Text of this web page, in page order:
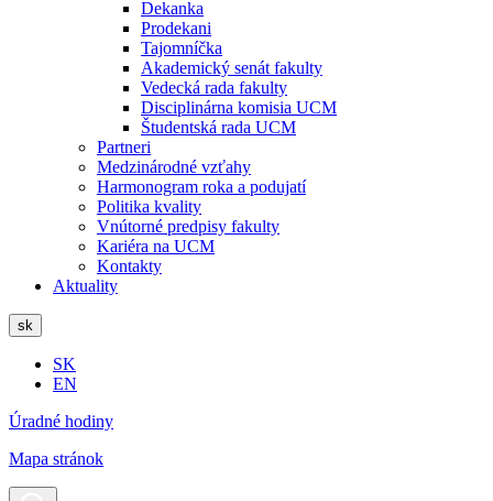
Dekanka
Prodekani
Tajomníčka
Akademický senát fakulty
Vedecká rada fakulty
Disciplinárna komisia UCM
Študentská rada UCM
Partneri
Medzinárodné vzťahy
Harmonogram roka a podujatí
Politika kvality
Vnútorné predpisy fakulty
Kariéra na UCM
Kontakty
Aktuality
sk
SK
EN
Úradné hodiny
Mapa stránok